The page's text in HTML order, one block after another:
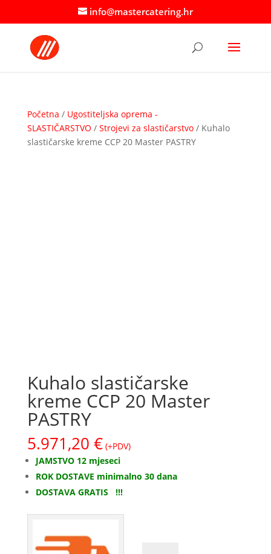
info@mastercatering.hr
Početna / Ugostiteljska oprema -
SLASTIČARSTVO / Strojevi za slastičarstvo/ Kuhalo
slastičarske kreme CCP 20 Master PASTRY
Kuhalo slastičarske
kreme CCP 20 Master
PASTRY
5.971,20 € (+PDV)
JAMSTVO 12 mjeseci
ROK DOSTAVE minimalno 30 dana
DOSTAVA GRATIS !!!